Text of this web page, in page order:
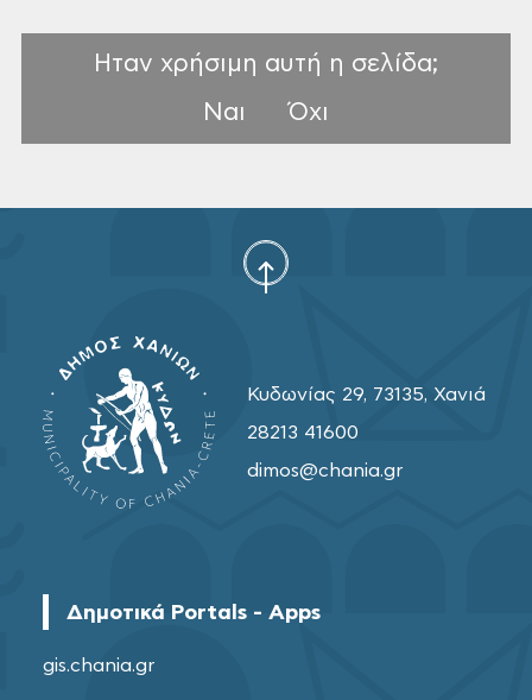
Ηταν χρήσιμη αυτή η σελίδα;
Ναι
Όχι
Κυδωνίας 29, 73135, Χανιά
28213 41600
dimos@chania.gr
Δημοτικά Portals - Apps
gis.chania.gr